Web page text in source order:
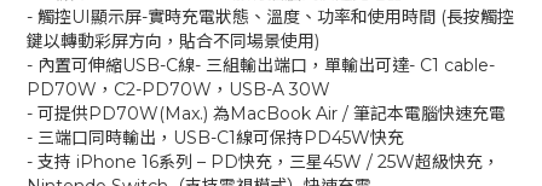
- 觸控UI顯示屏-實時充電狀態、溫度、功率和使用時間 (長按觸控
鍵以轉動彩屏方向，貼合不同場景使用)
- 內置可伸縮USB-C線- 三組輸出端口，單輸出可達- C1 cable-
PD70W，C2-PD70W，USB-A 30W
- 可提供PD70W(Max.) 為MacBook Air / 筆記本電腦快速充電
- 三端口同時輸出，USB-C1線可保持PD45W快充
- 支持 iPhone 16系列 – PD快充，三星45W / 25W超級快充，